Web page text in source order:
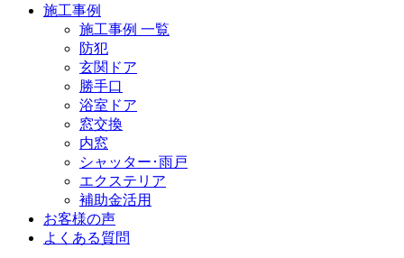
施工事例
施工事例 一覧
防犯
玄関ドア
勝手口
浴室ドア
窓交換
内窓
シャッター･雨戸
エクステリア
補助金活用
お客様の声
よくある質問